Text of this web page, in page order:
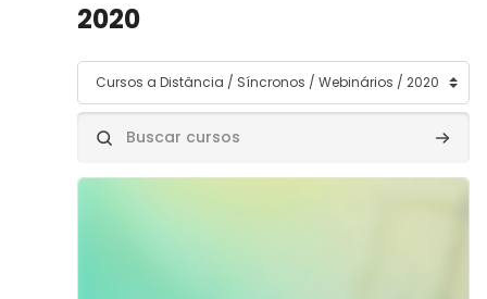
2020
Categorias de Cursos
Buscar cursos
Imagem do curso" Gênero, Raça e